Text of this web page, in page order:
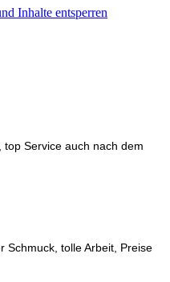
Inhalte entsperren
Service auch nach dem
Schmuck, tolle Arbeit, Preise